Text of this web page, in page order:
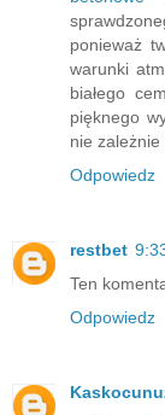
ponieważ
warunki
białego
pięknego
nie zależnie
Odpowiedz
restbet
Ten
Odpowiedz